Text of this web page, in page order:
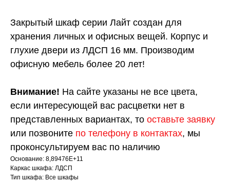
Закрытый шкаф серии Лайт создан для
хранения личных и офисных вещей. Корпус и
глухие двери из ЛДСП 16 мм. Производим
офисную мебель более 20 лет!
Внимание! На сайте указаны не все цвета,
если интересующей вас расцветки нет в
представленных вариантах, то оставьте заявку
или позвоните по телефону в контактах, мы
проконсультируем вас по наличию
Основание: 8,89476E+11
Каркас шкафа: ЛДСП
Тип шкафа: Все шкафы